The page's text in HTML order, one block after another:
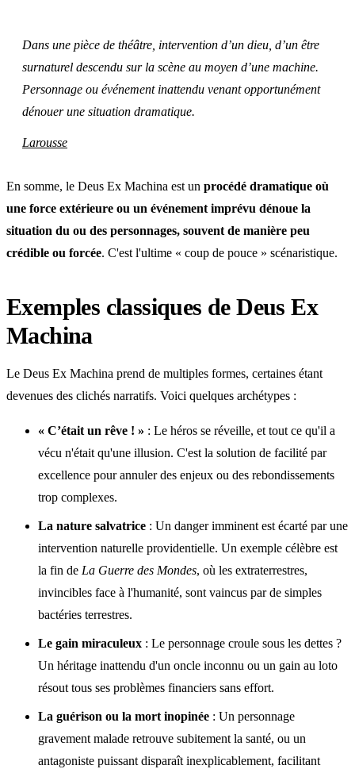
Dans une pièce de théâtre, intervention d’un dieu, d’un être
surnaturel descendu sur la scène au moyen d’une machine.
Personnage ou événement inattendu venant opportunément
dénouer une situation dramatique.
Larousse
En somme, le Deus Ex Machina est un procédé dramatique où
une force extérieure ou un événement imprévu dénoue la
situation du ou des personnages, souvent de manière peu
crédible ou forcée. C'est l'ultime « coup de pouce » scénaristique.
Exemples classiques de Deus Ex
Machina
Le Deus Ex Machina prend de multiples formes, certaines étant
devenues des clichés narratifs. Voici quelques archétypes :
« C’était un rêve ! » : Le héros se réveille, et tout ce qu'il a
vécu n'était qu'une illusion. C'est la solution de facilité par
excellence pour annuler des enjeux ou des rebondissements
trop complexes.
La nature salvatrice : Un danger imminent est écarté par une
intervention naturelle providentielle. Un exemple célèbre est
la fin de La Guerre des Mondes, où les extraterrestres,
invincibles face à l'humanité, sont vaincus par de simples
bactéries terrestres.
Le gain miraculeux : Le personnage croule sous les dettes ?
Un héritage inattendu d'un oncle inconnu ou un gain au loto
résout tous ses problèmes financiers sans effort.
La guérison ou la mort inopinée : Un personnage
gravement malade retrouve subitement la santé, ou un
antagoniste puissant disparaît inexplicablement, facilitant